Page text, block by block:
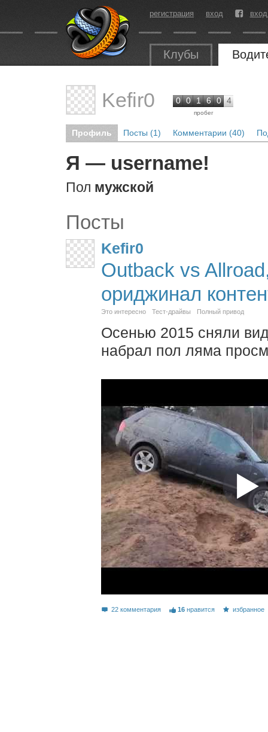
регистрация вход
Клубы
Kefir0 0 0 1 6 0 4
пробег
Профиль Посты (1) Комментарии (40)
Я — username!
Пол мужской
Посты
Kefir0
Outback vs
ориджинал
Это интересно Тест-драйвы Полный привод
Осенью 2015 сняли
набрал пол ляма
22 комментария 16 нравится избранное